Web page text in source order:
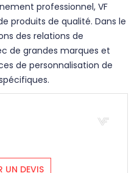
professionnel, VF
produits de qualité. Dans le
des relations de
de grandes marques et
de personnalisation de
UN DEVIS